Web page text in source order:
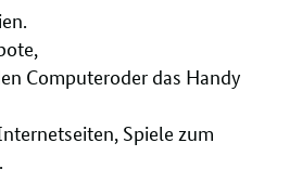
Computeroder das Handy
Spiele zum